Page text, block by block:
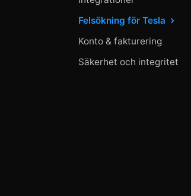
Felsökning för Tesla
Konto & fakturering
Säkerhet och integritet